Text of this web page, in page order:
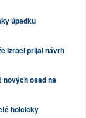
úpadku
Izrael přijal návrh
nových osad na
holčičky